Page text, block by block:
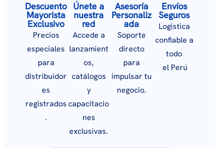
Descuento
Mayorista
Exclusivo
Precios
especiales
para
distribuidor
es
registrados
.
Únete a
nuestra
red
Accede a
lanzamient
os,
catálogos
y
capacitacio
nes
exclusivas.
Asesoría
Personaliz
ada
Soporte
directo
para
impulsar tu
negocio.
Envíos
Seguros
Logistica
confiable a
todo
el Perú